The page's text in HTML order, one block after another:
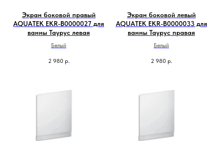
Экран боковой правый
AQUATEK EKR-B0000027 для
ванны Таурус левая
Белый
2 980 р.
Экран боковой левый
AQUATEK EKR-B0000033 для
ванны Таурус правая
Белый
2 980 р.